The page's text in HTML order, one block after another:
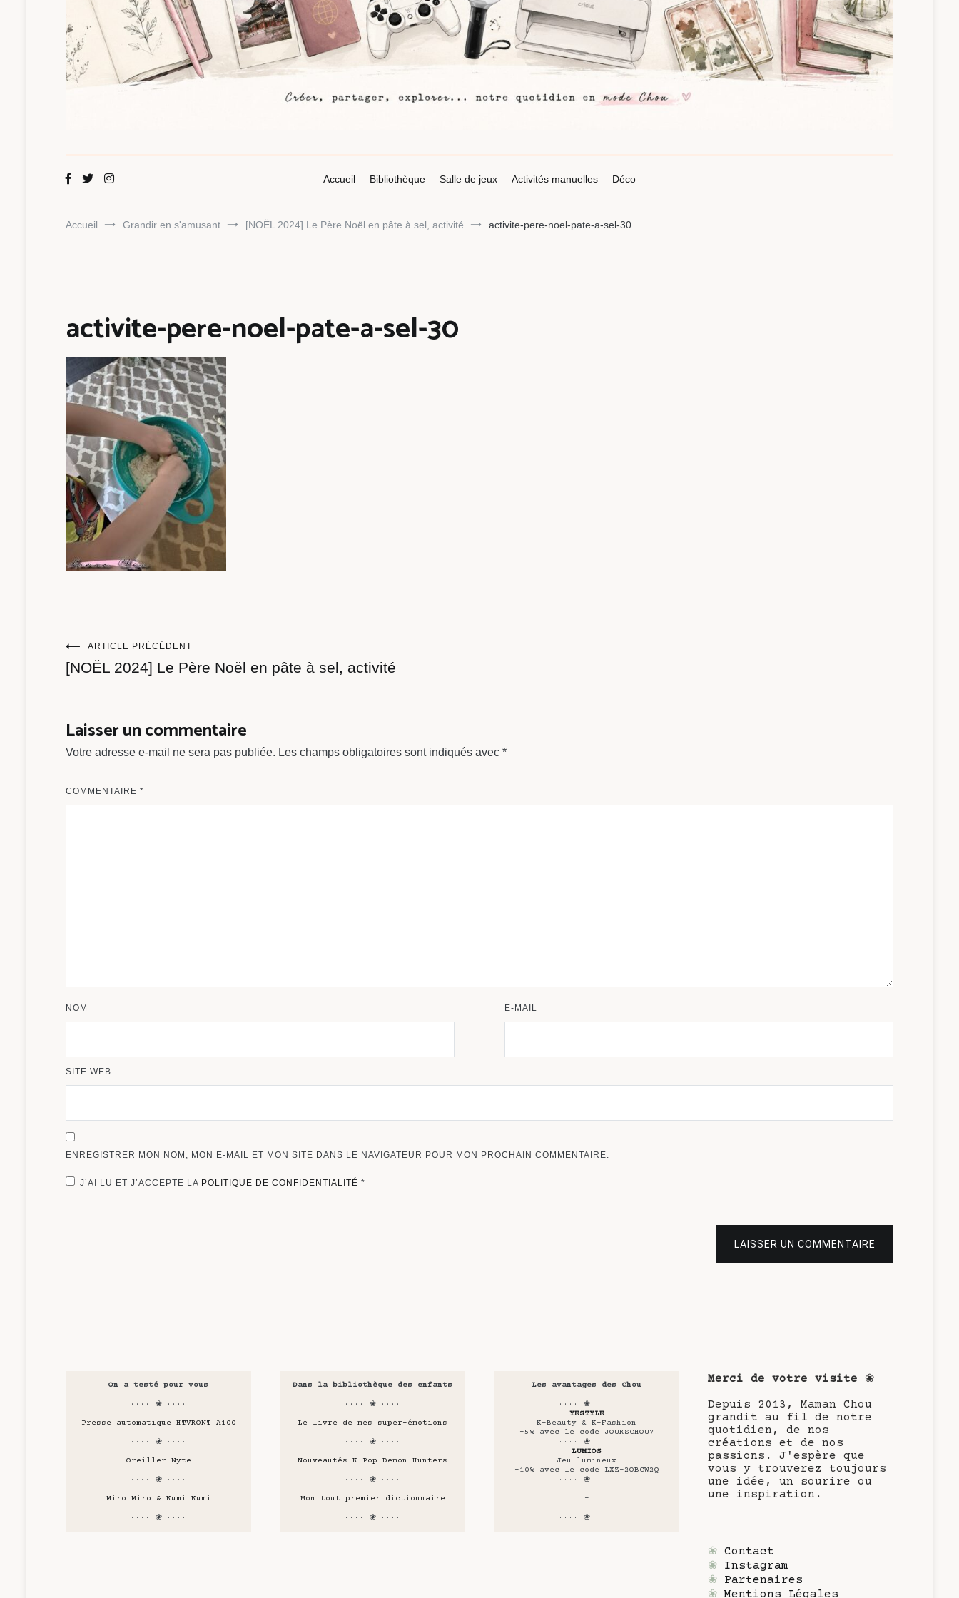
Maman Chou
Accueil
Bibliothèque Salle de jeux Activités manuelles Déco
Accueil Grandir en s'amusant [NOËL 2024] Le Père Noël en pâte à sel, activité activite-pere-noel-pate-a-sel-30
activite-pere-noel-pate-a-sel-30
Navigation
l’article
ARTICLE PRÉCÉDENT
[NOËL 2024] Le Père Noël en pâte à sel, activité
Laisser un commentaire
Votre adresse e-mail ne sera pas publiée. Les champs obligatoires sont indiqués avec *
COMMENTAIRE *
NOM E-MAIL
SITE WEB
ENREGISTRER MON NOM, MON E-MAIL ET MON SITE DANS LE NAVIGATEUR POUR MON PROCHAIN COMMENTAIRE.
J’AI LU ET J’ACCEPTE LA POLITIQUE DE CONFIDENTIALITÉ *
LAISSER UN COMMENTAIRE
On a testé pour vous
···· ❀ ····
Presse automatique HTVRONT A100
···· ❀ ····
Oreiller Nyte
···· ❀ ····
Miro Miro & Kumi Kumi
···· ❀ ····
Dans la bibliothèque des enfants
···· ❀ ····
Le livre de mes super-émotions
···· ❀ ····
Nouveautés K-Pop Demon Hunters
···· ❀ ····
Mon tout premier dictionnaire
···· ❀ ····
Les avantages des Chou
···· ❀ ····
YESTYLE
K-Beauty & K-Fashion
-5% avec le code JOURSCHOU7
···· ❀ ····
LUMIOS
Jeu lumineux
-10% avec le code LXZ-2OBCW2Q
···· ❀ ····
-
···· ❀ ····
Merci de votre visite ❀
Depuis 2013, Maman Chou
grandit au fil de notre
quotidien, de nos
créations et de nos
passions. J'espère que
vous y trouverez toujours
une idée, un sourire ou
une inspiration.
❀ Contact
❀ Instagram
❀ Partenaires
❀ Mentions Légales